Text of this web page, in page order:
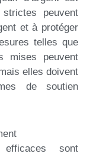
peuvent
et à protéger
telles que
mises peuvent
elles doivent
de soutien
sont